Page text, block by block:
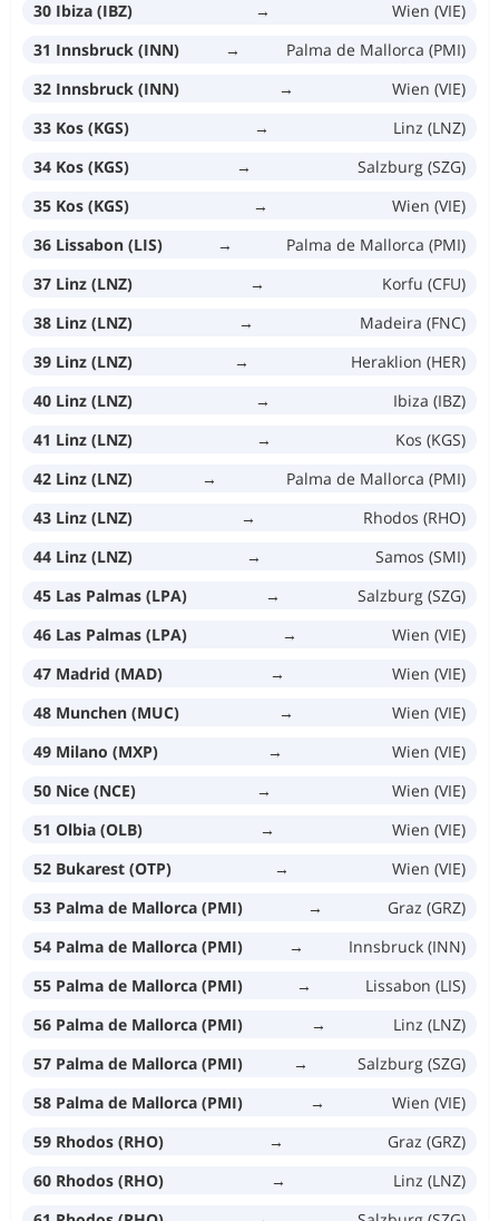
30 Ibiza (IBZ) →
Wien (VIE)
31 Innsbruck (INN)
→
Palma de Mallorca (PMI)
32 Innsbruck (INN)
→
Wien (VIE)
33 Kos (KGS)
→
Linz (LNZ)
34 Kos (KGS)
→
Salzburg (SZG)
35 Kos (KGS)
→
Wien (VIE)
36 Lissabon (LIS)
→
Palma de Mallorca (PMI)
37 Linz (LNZ)
→
Korfu (CFU)
38 Linz (LNZ)
→
Madeira (FNC)
39 Linz (LNZ)
→
Heraklion (HER)
40 Linz (LNZ)
→
Ibiza (IBZ)
41 Linz (LNZ)
→
Kos (KGS)
42 Linz (LNZ)
→
Palma de Mallorca (PMI)
43 Linz (LNZ)
→
Rhodos (RHO)
44 Linz (LNZ)
→
Samos (SMI)
45 Las Palmas (LPA)
→
Salzburg (SZG)
46 Las Palmas (LPA)
→
Wien (VIE)
47 Madrid (MAD)
→
Wien (VIE)
48 Munchen (MUC)
→
Wien (VIE)
49 Milano (MXP)
→
Wien (VIE)
50 Nice (NCE)
→
Wien (VIE)
51 Olbia (OLB)
→
Wien (VIE)
52 Bukarest (OTP)
→
Wien (VIE)
53 Palma de Mallorca (PMI)
→
Graz (GRZ)
54 Palma de Mallorca (PMI)
→
Innsbruck (INN)
55 Palma de Mallorca (PMI)
→
Lissabon (LIS)
56 Palma de Mallorca (PMI)
→
Linz (LNZ)
57 Palma de Mallorca (PMI)
→
Salzburg (SZG)
58 Palma de Mallorca (PMI)
→
Wien (VIE)
59 Rhodos (RHO)
→
Graz (GRZ)
60 Rhodos (RHO)
→
Linz (LNZ)